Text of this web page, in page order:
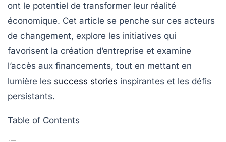
ont le potentiel de transformer leur réalité
économique. Cet article se penche sur ces acteurs
de changement, explore les initiatives qui
favorisent la création d’entreprise et examine
l’accès aux financements, tout en mettant en
lumière les success stories inspirantes et les défis
persistants.
Table of Contents